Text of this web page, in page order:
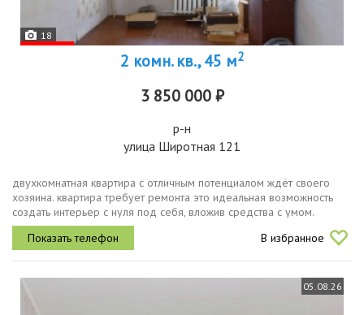
18
2 комн. кв., 45 м2
3 850 000 ₽
р-н
улица Широтная 121
двухкомнатная квартира с отличным потенциалом ждёт своего
хозяина. квартира требует ремонта это идеальная возможность
создать интерьер с нуля под себя, вложив средства с умом.
локация одинаково хороша и для собственного проживания, и для
инвестиций...
В избранное
05.08.26